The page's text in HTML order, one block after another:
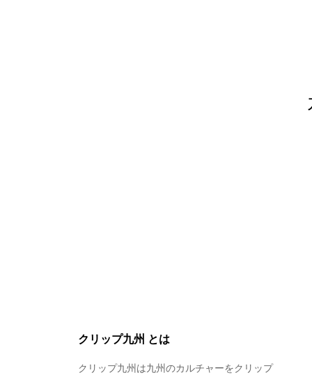
クリップ九州 とは
クリップ九州は九州のカルチャーをクリップ